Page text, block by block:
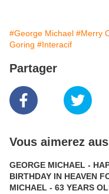
#George Michael #Merry
Goring #Interacif
Partager
Vous aimerez
GEORGE MICHAEL -
BIRTHDAY IN HEAVEN
MICHAEL - 63 YEARS